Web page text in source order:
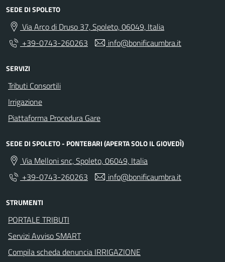
SEDE DI SPOLETO
Via Arco di Druso 37, Spoleto, 06049, Italia
+39-0743-260263
info@bonificaumbra.it
SERVIZI
Tributi Consortili
Irrigazione
Piattaforma Procedura Gare
SEDE DI SPOLETO - PONTEBARI (APERTA SOLO IL GIOVEDÌ)
Via Melloni snc, Spoleto, 06049, Italia
+39-0743-260263
info@bonificaumbra.it
STRUMENTI
PORTALE TRIBUTI
Servizi Avviso SMART
Compila scheda denuncia IRRIGAZIONE